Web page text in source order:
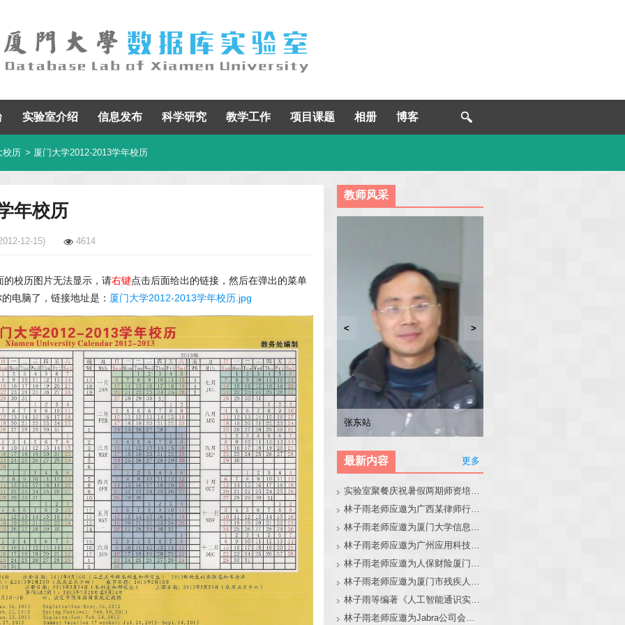
实验室介绍 信息发布 科学研究 教学工作 项目课题 相册 博客
校历 > 厦门大学2012-2013学年校历
年校历
12-15) 4614
的校历图片无法显示，请右键点击后面给出的链接，然后在弹出的菜单
电脑了，链接地址是： 厦门大学2012-2013学年校历.jpg
教师风采
林子雨
张东站
林文水
冯少荣
< >
最新内容 更多
实验室聚餐庆祝暑假两期师资培训班圆满结束
林子雨老师应邀为广西某律师行业培训班做大模型和智能体讲座
林子雨老师应邀为广州应用科技学院做大模型和智能体讲座
林子雨等编著《人工智能通识实践教程》教材官网